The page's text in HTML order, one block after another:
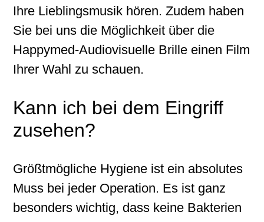
Ihre Lieblingsmusik hören. Zudem haben
Sie bei uns die Möglichkeit über die
Happymed-Audiovisuelle Brille einen Film
Ihrer Wahl zu schauen.
Kann ich bei dem Eingriff
zusehen?
Größtmögliche Hygiene ist ein absolutes
Muss bei jeder Operation. Es ist ganz
besonders wichtig, dass keine Bakterien